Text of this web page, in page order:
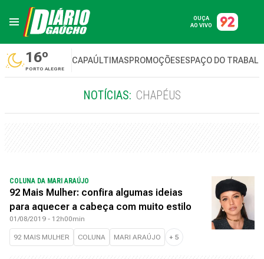
OUÇA
AO VIVO
16º
PORTO ALEGRE
CAPAÚLTIMASPROMOÇÕESESPAÇO DO
NOTÍCIAS: CHAPÉUS
COLUNA DA MARI ARAÚJO
92 Mais Mulher: confira algumas ideias
para aquecer a cabeça com muito estilo
01/08/2019 - 12h00min
92 MAIS MULHER COLUNA MARI ARAÚJO + 5